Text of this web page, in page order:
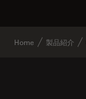
Home 製品紹介